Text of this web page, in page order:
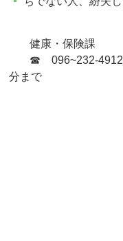
健康・保険課
☎ 096~232-
分まで